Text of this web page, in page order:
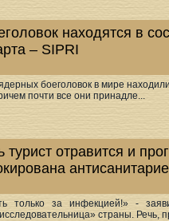
находятся в
– SIPRI
боеголовок в мире
почти все они принадле...
отравится и
только за инфекцией!» -
страны. Речь,